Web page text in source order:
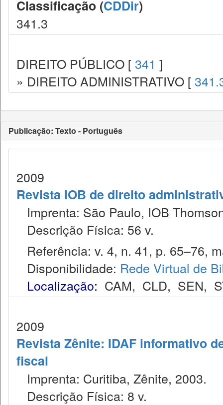
Classificação (CDDir)
341.3
DIREITO PÚBLICO [ 341 ]
» DIREITO ADMINISTRATIVO [
Publicação: Texto - Português
2009
Revista IOB de direito
Imprenta: São Paulo, IOB
Descrição Física: 56 v.
Referência: v. 4, n. 41, p. 65–76,
Disponibilidade: Rede Virtual de
Localização: CAM, CLD, SEN,
2009
Revista Zênite: IDAF informativo
fiscal
Imprenta: Curitiba, Zênite, 2003.
Descrição Física: 8 v.